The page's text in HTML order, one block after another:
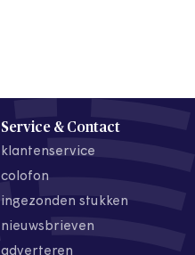
Service & Contact
klantenservice
colofon
ingezonden stukken
nieuwsbrieven
adverteren